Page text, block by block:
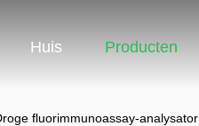
Huis Producten
fluorimmunoassay-analysator